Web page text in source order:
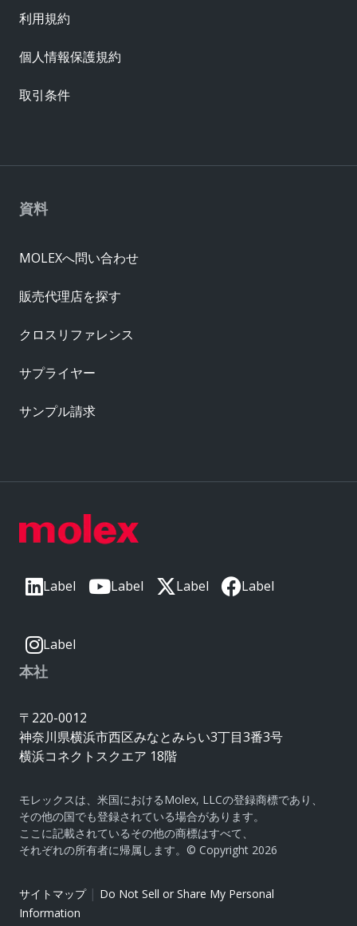
Label Label Label Label
Label
本社
〒220-0012
神奈川県横浜市西区みなとみらい3丁目3番3号
横浜コネクトスクエア 18階
モレックスは、米国におけるMolex, LLCの登録商標であり、
その他の国でも登録されている場合があります。
ここに記載されているその他の商標はすべて、
それぞれの所有者に帰属します。© Copyright 2026
サイトマップ| Do Not Sell or Share My Personal
Information
資料
MOLEXへ問い合わせ
販売代理店を探す
クロスリファレンス
サプライヤー
サンプル請求
利用規約
個人情報保護規約
取引条件